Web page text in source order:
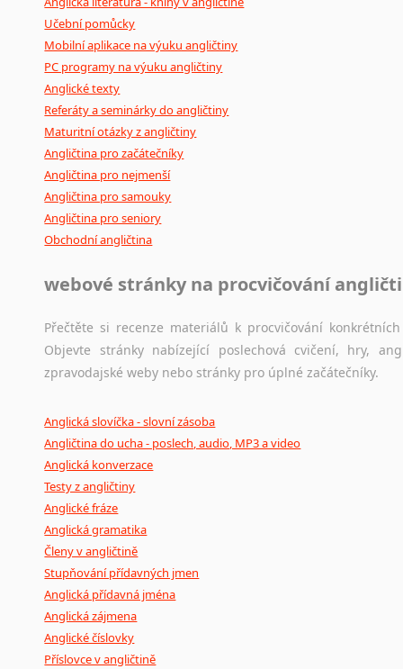
Učební pomůcky
Mobilní aplikace na výuku angličtiny
PC programy na výuku angličtiny
Anglické texty
Referáty a seminárky do angličtiny
Maturitní otázky z angličtiny
Angličtina pro začátečníky
Angličtina pro nejmenší
Angličtina pro samouky
Angličtina pro seniory
Obchodní angličtina
webové stránky na procvičování
Přečtěte si recenze materiálů k procvičování
Objevte stránky nabízející poslechová cvičení, hry,
zpravodajské weby nebo stránky pro úplné začátečníky.
Anglická slovíčka - slovní zásoba
Angličtina do ucha - poslech, audio, MP3 a video
Anglická konverzace
Testy z angličtiny
Anglické fráze
Anglická gramatika
Členy v angličtině
Stupňování přídavných jmen
Anglická přídavná jména
Anglická zájmena
Anglické číslovky
Příslovce v angličtině